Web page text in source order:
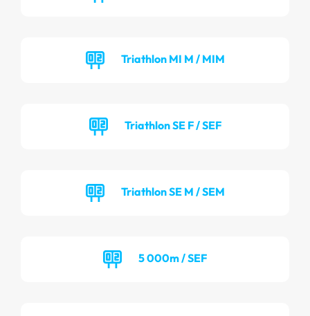
Triathlon MI M / MIM
Triathlon SE F / SEF
Triathlon SE M / SEM
5 000m / SEF